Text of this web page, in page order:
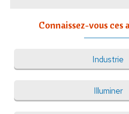
Connaissez-vous ces
Industrie
Illuminer